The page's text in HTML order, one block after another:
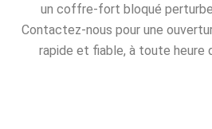
un coffre-fort bloqué
Contactez-nous pour une
rapide et fiable, à toute heure